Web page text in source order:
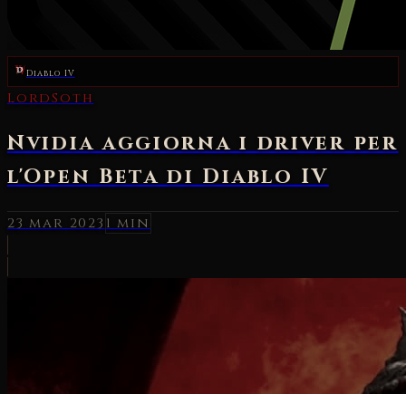
Diablo IV
LordSoth
Nvidia aggiorna i driver per
l'Open Beta di Diablo IV
23 mar 2023 1 min